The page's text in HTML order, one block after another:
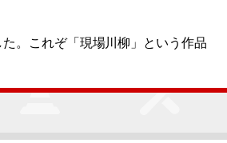
。これぞ「現場川柳」という作品